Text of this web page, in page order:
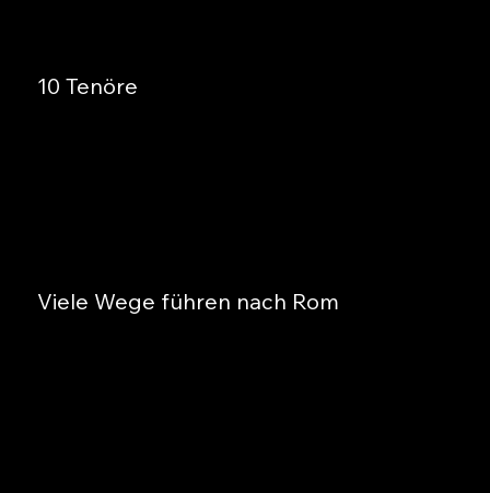
10 Tenöre
Viele Wege führen nach Rom